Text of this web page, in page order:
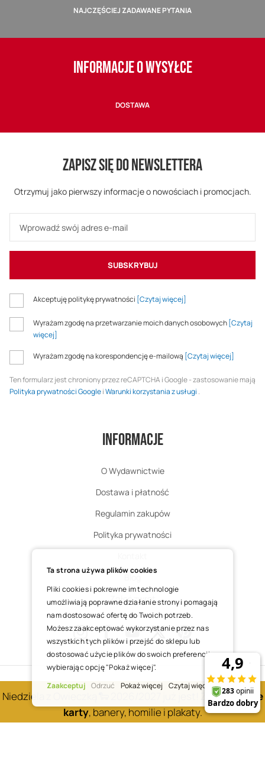
NAJCZĘŚCIEJ ZADAWANE PYTANIA
INFORMACJE O WYSYŁCE
DOSTAWA
ZAPISZ SIĘ DO NEWSLETTERA
Otrzymuj jako pierwszy informacje o nowościach i promocjach.
SUBSKRYBUJ
Akceptuję politykę prywatności [Czytaj więcej]
Wyrażam zgodę na przetwarzanie moich danych osobowych [Czytaj
więcej]
Wyrażam zgodę na korespondencję e-mailową [Czytaj więcej]
Niedziela z Owieczką 🐑 2026/2027 już jest! Zobacznowe
karty, banery, homilie i plakaty.
Ten formularz jest chroniony przez reCAPTCHA i Google - zastosowanie mają
Polityka prywatności GoogleiWarunki korzystania z usługi .
Informacje
O Wydawnictwie
Dostawa i płatność
Regulamin zakupów
Polityka prywatności
Zgłoś zwrot
InstagramFacebookYoutube
X Pinterest
COPYRIGHT © 2025 ŚWIĘTY WOJCIECH DOM MEDIALNY SP. Z O.O.
REALIZACJA SKLEPU
Ta strona używa plików cookies
Pliki cookies i pokrewne im technologie
umożliwiają poprawne działanie strony i pomagają
nam dostosować ofertę do Twoich potrzeb.
Możesz zaakceptować wykorzystanie przez nas
wszystkich tych plików i przejść do sklepu lub
dostosować użycie plików do swoich preferencji,
wybierając opcję "Pokaż więcej".
Zaakceptuj Odrzuć Pokaż więcej Czytaj więcej